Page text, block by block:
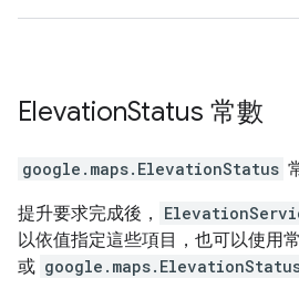
ElevationStatus 常數
google.maps. ElevationStatus
提升要求完成後，
以依值指定這些項目，也可以使用
或